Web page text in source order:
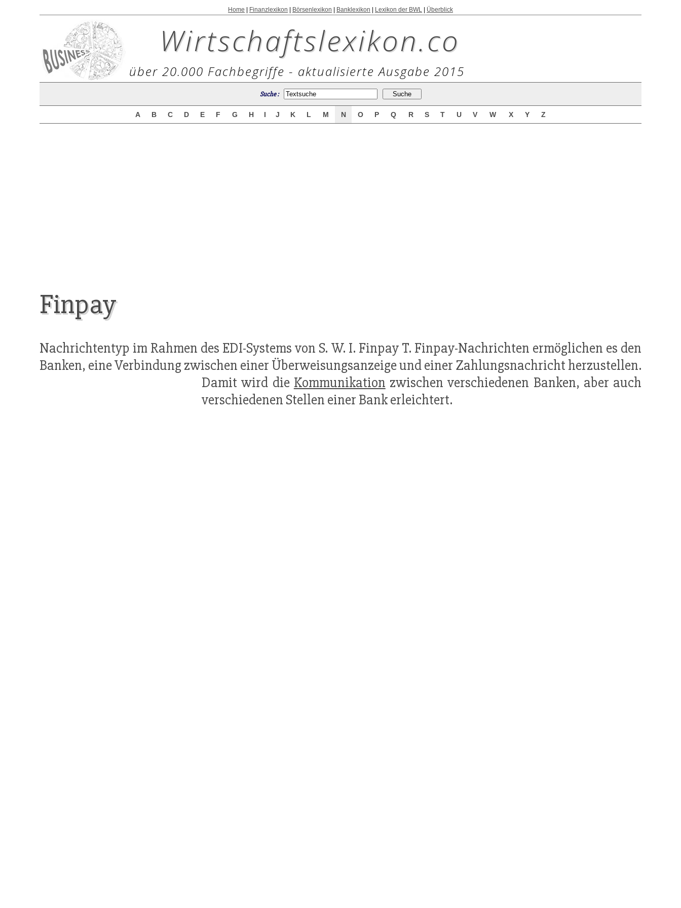
Home Finanzlexikon Börsenlexikon Banklexikon Lexikon der BWL Überblick
Wirtschaftslexikon.co
über 20.000 Fachbegriffe - aktualisierte Ausgabe 2015
Suche :
A B C D E F G H I J K L M N O P Q R S T U V W X Y Z
Finpay
Nachrichtentyp im Rahmen des EDI-Systems von S. W. I. Finpay T. Finpay-Nachrichten ermöglichen es den
Banken, eine Verbindung zwischen einer Überweisungsanzeige und einer Zahlungsnachricht herzustellen.
Damit wird die Kommunikation zwischen verschiedenen Banken, aber auch
verschiedenen Stellen einer Bank erleichtert.